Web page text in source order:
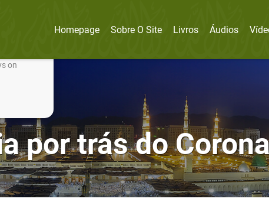
it.
on
Homepage Sobre O Site Livros Áudios
por trás do